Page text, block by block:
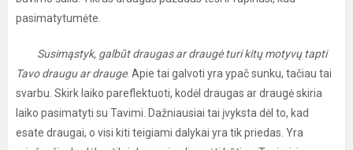
pasimatytumėte.
Susimąstyk, galbūt draugas ar draugė turi kitų motyvų tapti
Tavo draugu ar drauge. Apie tai galvoti yra ypač sunku, tačiau tai
svarbu. Skirk laiko pareflektuoti, kodėl draugas ar draugė skiria
laiko pasimatyti su Tavimi. Dažniausiai tai įvyksta dėl to, kad
esate draugai, o visi kiti teigiami dalykai yra tik priedas. Yra